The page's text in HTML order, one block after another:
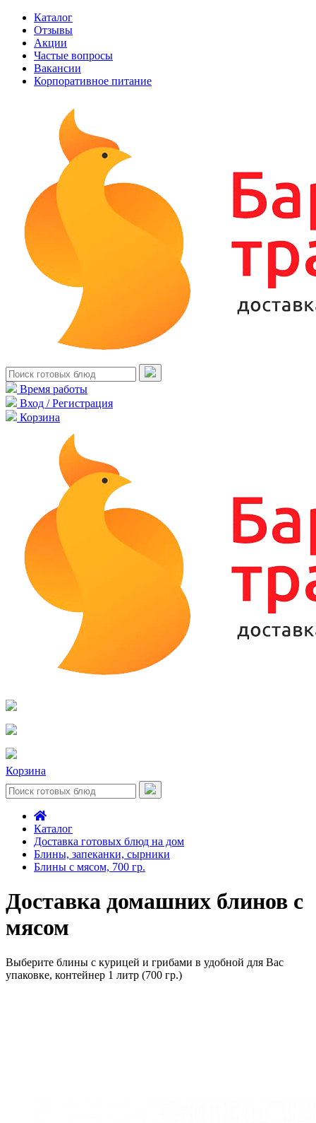
Каталог
Отзывы
Акции
Частые вопросы
Вакансии
Корпоративное питание
Время работы
Вход / Регистрация
Корзина
Корзина
Каталог
Доставка готовых блюд на дом
Блины, запеканки, сырники
Блины с мясом, 700 гр.
Доставка домашних блинов с
мясом
Выберите блины с курицей и грибами в удобной для Вас
упаковке, контейнер 1 литр (700 гр.)